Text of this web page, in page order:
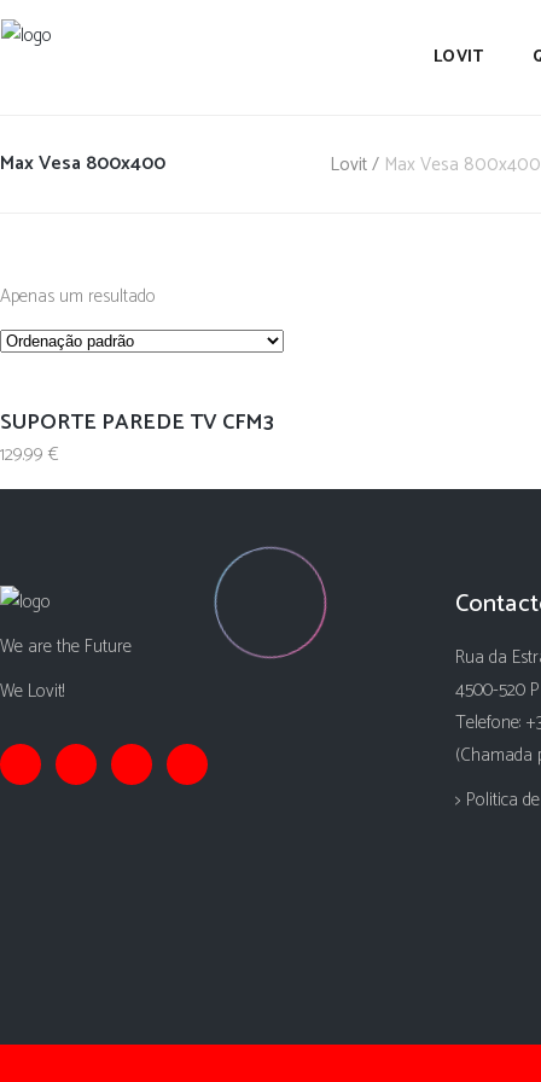
LOVIT
Max Vesa 800x400 Lovit/ Max Vesa 800x400
Apenas um resultado
SUPORTE PAREDE TV CFM3
129.99 €
We are the Future
We Lovit!
Rua da
4500-520
Telefone:
(Chamada
> Politica